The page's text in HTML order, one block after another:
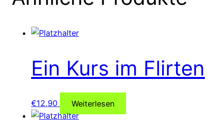
Ein Kurs im Flirten
€12,90 Weiterlesen